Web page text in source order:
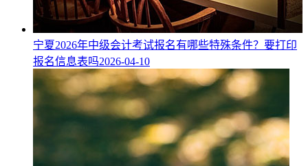
宁夏2026年中级会计考试报名有哪些特殊条件？要打印
报名信息表吗2026-04-10